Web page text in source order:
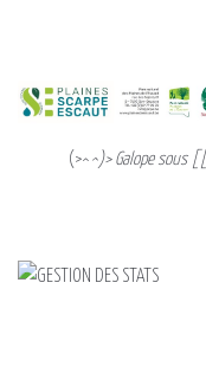
(>^ ^)> Galope sous